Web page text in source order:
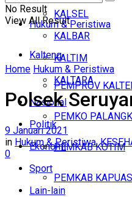
KALSEL
KALBAR
KALTIM
KALTARA
Nasional
Politik
Ekonomi
Sport
Lain-lain
Hukum & Peristiwa
Kalteng
PEMPROV
PEMKO
PEMKAB KOTIM
PEMKAB KAPUAS
No Result
View All Result
Home Hukum & Peristiwa
Polsek
9 Januari 2021
in Hukum & Peristiwa,
0